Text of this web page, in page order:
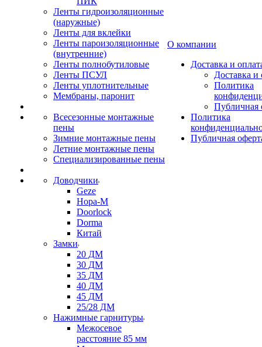
Ленты гидроизоляционные
(наружные)
Ленты для вклейки
Ленты пароизоляционные
(внутренние)
Ленты полнобутиловые
Ленты ПСУЛ
Ленты уплотнительные
Мембраны, паронит
Всесезонные монтажные
пены
Зимние монтажные пены
Летние монтажные пены
Специализированные пены
Доводчики
Geze
Нора-М
Doorlock
Dorma
Китай
Замки
20 ДМ
30 ДМ
35 ДМ
40 ДМ
45 ДМ
25/28 ДМ
Нажимные гарнитуры
Межосевое
расстояние 85 мм
О компании
Доставка и
Доставка и
Политика
Публичная
Политика
Публичная